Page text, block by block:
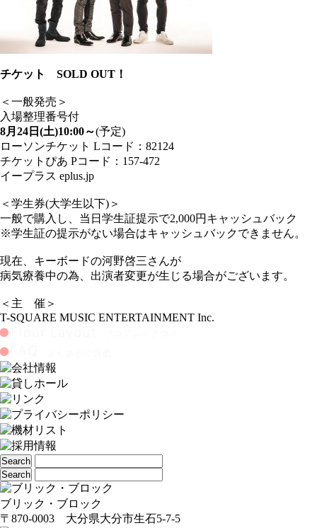
チケット SOLD OUT！
＜一般発売＞
入場整理番号付
8月24日(土)10:00～(予定)
ローソンチケット Lコード：82124
チケットぴあ Pコード：157-472
イープラス eplus.jp
＜学生券(大学生以下)＞
一般で購入し、当日学生証提示で2,000円キャッシュバック
※学生証の提示がない場合はキャッシュバックできません。
現在、キーボードの河野啓三さんが
病気療養中の為、出演者変更が生じる場合がございます。
＜主 催＞
T-SQUARE MUSIC ENTERTAINMENT Inc.
ブリック・ブロック
〒870-0003 大分県大分市生石5-7-5